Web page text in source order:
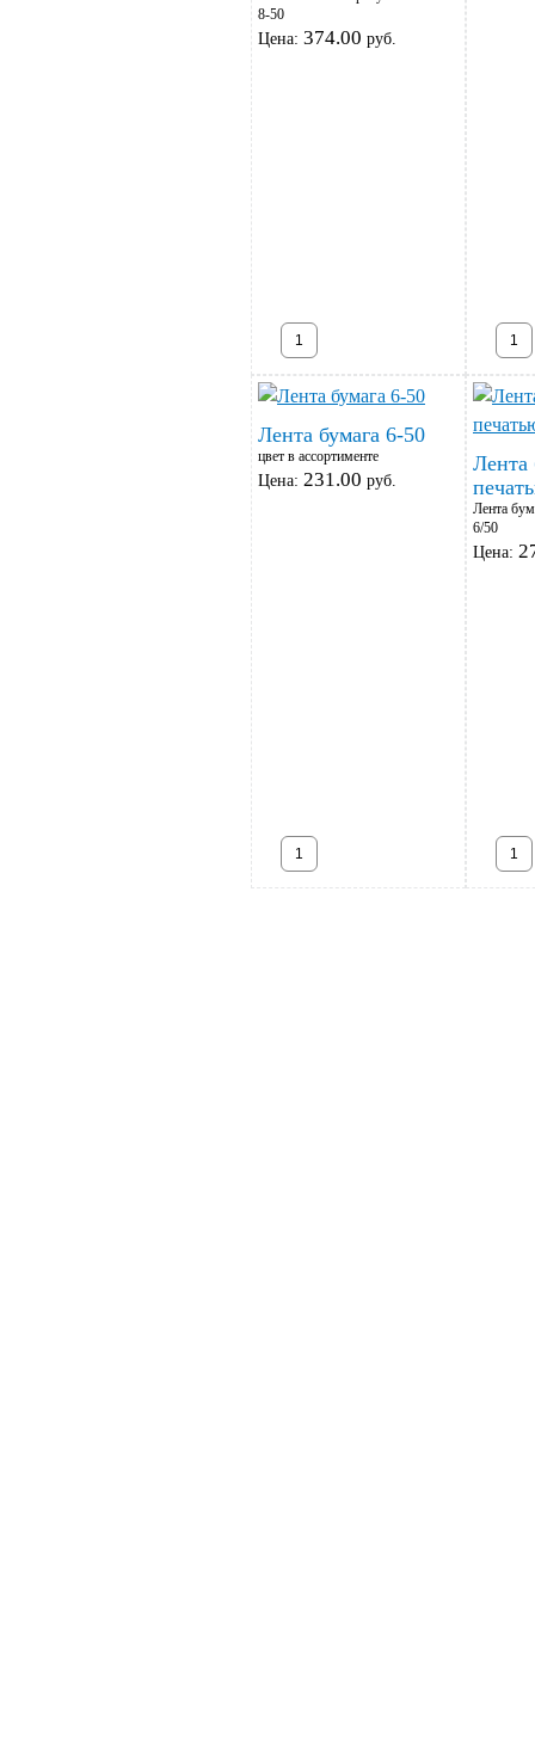
8-50
Цена: 374.00 руб.
Лента бумага 6-50
цвет в ассортименте
Цена: 231.00 руб.
Лента
Лента
6/50
Цена: